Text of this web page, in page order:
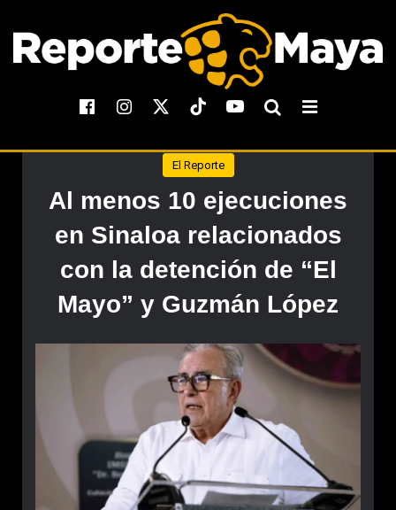
El Reporte
Al menos 10 ejecuciones
en Sinaloa relacionados
con la detención de “El
Mayo” y Guzmán López